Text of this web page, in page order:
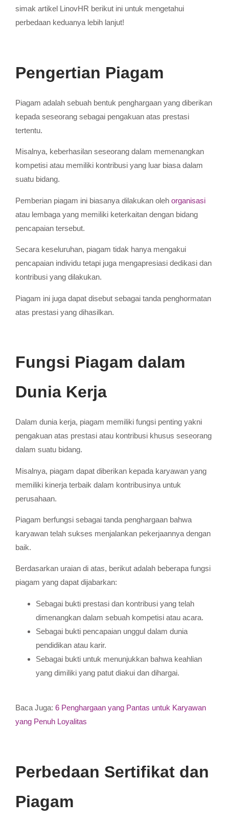
simak artikel LinovHR berikut ini untuk mengetahui
perbedaan keduanya lebih lanjut!
Pengertian Piagam
Piagam adalah sebuah bentuk penghargaan yang diberikan
kepada seseorang sebagai pengakuan atas prestasi
tertentu.
Misalnya, keberhasilan seseorang dalam memenangkan
kompetisi atau memiliki kontribusi yang luar biasa dalam
suatu bidang.
Pemberian piagam ini biasanya dilakukan oleh organisasi
atau lembaga yang memiliki keterkaitan dengan bidang
pencapaian tersebut.
Secara keseluruhan, piagam tidak hanya mengakui
pencapaian individu tetapi juga mengapresiasi dedikasi dan
kontribusi yang dilakukan.
Piagam ini juga dapat disebut sebagai tanda penghormatan
atas prestasi yang dihasilkan.
Fungsi Piagam dalam
Dunia Kerja
Dalam dunia kerja, piagam memiliki fungsi penting yakni
pengakuan atas prestasi atau kontribusi khusus seseorang
dalam suatu bidang.
Misalnya, piagam dapat diberikan kepada karyawan yang
memiliki kinerja terbaik dalam kontribusinya untuk
perusahaan.
Piagam berfungsi sebagai tanda penghargaan bahwa
karyawan telah sukses menjalankan pekerjaannya dengan
baik.
Berdasarkan uraian di atas, berikut adalah beberapa fungsi
piagam yang dapat dijabarkan:
Sebagai bukti prestasi dan kontribusi yang telah
dimenangkan dalam sebuah kompetisi atau acara.
Sebagai bukti pencapaian unggul dalam dunia
pendidikan atau karir.
Sebagai bukti untuk menunjukkan bahwa keahlian
yang dimiliki yang patut diakui dan dihargai.
Baca Juga: 6 Penghargaan yang Pantas untuk Karyawan
yang Penuh Loyalitas
Perbedaan Sertifikat dan
Piagam